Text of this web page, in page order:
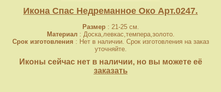
Икона Спас Недреманное Око Арт.0247.
Размер: 21-25 см.
Материал: Доска,левкас,темпера,золото.
Срок изготовления : Нет в наличии. Срок изготовления на заказ
уточняйте.
Иконы сейчас нет в наличии, но вы можете её
заказать